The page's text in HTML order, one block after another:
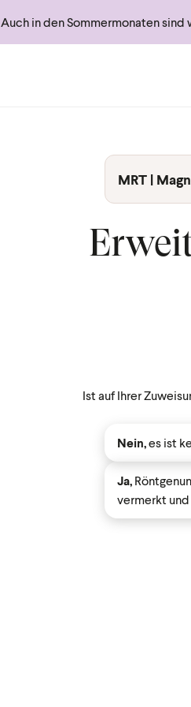
Auch in den Sommermonaten sind
MRT |
Ist auf Ihrer
Nein, es ist
Ja,
vermerkt